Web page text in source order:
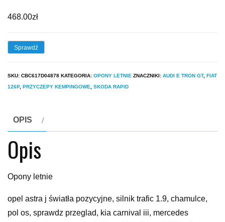
468.00zł
Sprawdź
SKU: CBC617D04878 KATEGORIA: OPONY LETNIE ZNACZNIKI: AUDI E TRON GT, FIAT
126P, PRZYCZEPY KEMPINGOWE SKODA RAPID
OPIS
Opis
Opony letnie
opel astra j światła pozycyjne, silnik trafic 1.9, chamulce,
pol os, sprawdz przeglad, kia carnival iii, mercedes